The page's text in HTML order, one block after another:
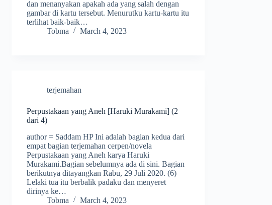
dan menanyakan apakah ada yang salah dengan
gambar di kartu tersebut. Menurutku kartu-kartu itu
terlihat baik-baik…
Tobma
March 4, 2023
terjemahan
Perpustakaan yang Aneh [Haruki Murakami] (2
dari 4)
author = Saddam HP Ini adalah bagian kedua dari
empat bagian terjemahan cerpen/novela
Perpustakaan yang Aneh karya Haruki
Murakami.Bagian sebelumnya ada di sini. Bagian
berikutnya ditayangkan Rabu, 29 Juli 2020. (6)
Lelaki tua itu berbalik padaku dan menyeret
dirinya ke…
Tobma
March 4, 2023